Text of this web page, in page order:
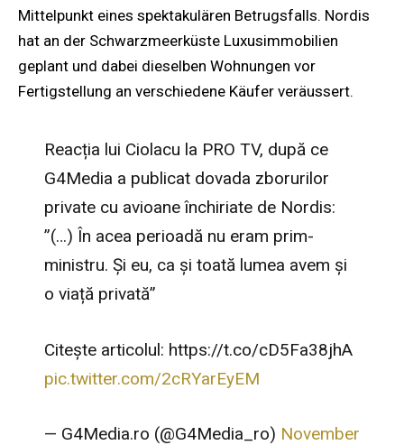
Mittelpunkt eines spektakulären Betrugsfalls. Nordis
hat an der Schwarzmeerküste Luxusimmobilien
geplant und dabei dieselben Wohnungen vor
Fertigstellung an verschiedene Käufer veräussert.
Reacția lui Ciolacu la PRO TV, după ce
G4Media a publicat dovada zborurilor
private cu avioane închiriate de Nordis:
”(…) În acea perioadă nu eram prim-
ministru. Și eu, ca și toată lumea avem și
o viață privată”
Citește articolul: https://t.co/cD5Fa38jhA
pic.twitter.com/2cRYarEyEM
— G4Media.ro (@G4Media_ro) November